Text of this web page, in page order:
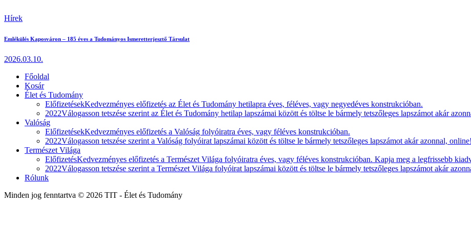
Hírek
Emlékülés Kaposváron – 185 éves a Tudományos Ismeretterjesztő Társulat
2026.03.10.
Főoldal
Kosár
Élet és Tudomány
ElőfizetésekKedvezményes előfizetés az Élet és Tudomány hetilapra éves, féléves, vagy negyedéves konstrukcióban.
2022Válogasson tetszése szerint az Élet és Tudomány hetilap lapszámai között és töltse le bármely tetszőleges lapszámot akár
Valóság
ElőfizetésekKedvezményes előfizetés a Valóság folyóiratra éves, vagy féléves konstrukcióban.
2022Válogasson tetszése szerint a Valóság folyóirat lapszámai között és töltse le bármely tetszőleges lapszámot akár azonnal, online!
Természet Világa
ElőfizetésKedvezményes előfizetés a Természet Világa folyóiratra éves, vagy féléves konstrukcióban. Kapja meg a legfrissebb
2022Válogasson tetszése szerint a Természet Világa folyóirat lapszámai között és töltse le bármely tetszőleges lapszámot akár
Rólunk
Minden jog fenntartva © 2026 TIT - Élet és Tudomány